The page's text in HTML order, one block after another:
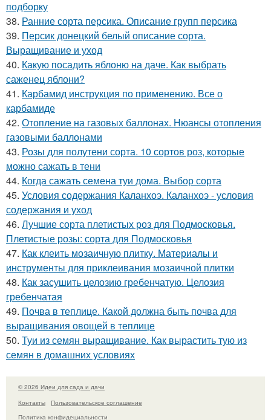
подборку
38. Ранние сорта персика. Описание групп персика
39. Персик донецкий белый описание сорта.
Выращивание и уход
40. Какую посадить яблоню на даче. Как выбрать
саженец яблони?
41. Карбамид инструкция по применению. Все о
карбамиде
42. Отопление на газовых баллонах. Нюансы отопления
газовыми баллонами
43. Розы для полутени сорта. 10 сортов роз, которые
можно сажать в тени
44. Когда сажать семена туи дома. Выбор сорта
45. Условия содержания Каланхоэ. Каланхоэ - условия
содержания и уход
46. Лучшие сорта плетистых роз для Подмосковья.
Плетистые розы: сорта для Подмосковья
47. Как клеить мозаичную плитку. Материалы и
инструменты для приклеивания мозаичной плитки
48. Как засушить целозию гребенчатую. Целозия
гребенчатая
49. Почва в теплице. Какой должна быть почва для
выращивания овощей в теплице
50. Туи из семян выращивание. Как вырастить тую из
семян в домашних условиях
© 2026 Идеи для сада и дачи
Контакты
Пользовательское соглашение
Политика конфидециальности